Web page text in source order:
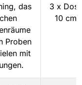
das
Proben
mit
3 x Dose
10 cm